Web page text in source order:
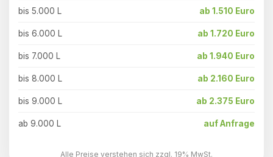
bis 5.000 L ab 1.510 Euro
bis 6.000 L ab 1.720 Euro
bis 7.000 L ab 1.940 Euro
bis 8.000 L ab 2.160 Euro
bis 9.000 L ab 2.375 Euro
ab 9.000 L auf Anfrage
Alle Preise verstehen sich zzgl. 19% MwSt.